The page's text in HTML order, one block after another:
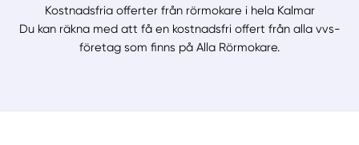
Kostnadsfria offerter från rörmokare i hela Kalmar
Du kan räkna med att få en kostnadsfri offert från alla vvs-
företag som finns på Alla Rörmokare.